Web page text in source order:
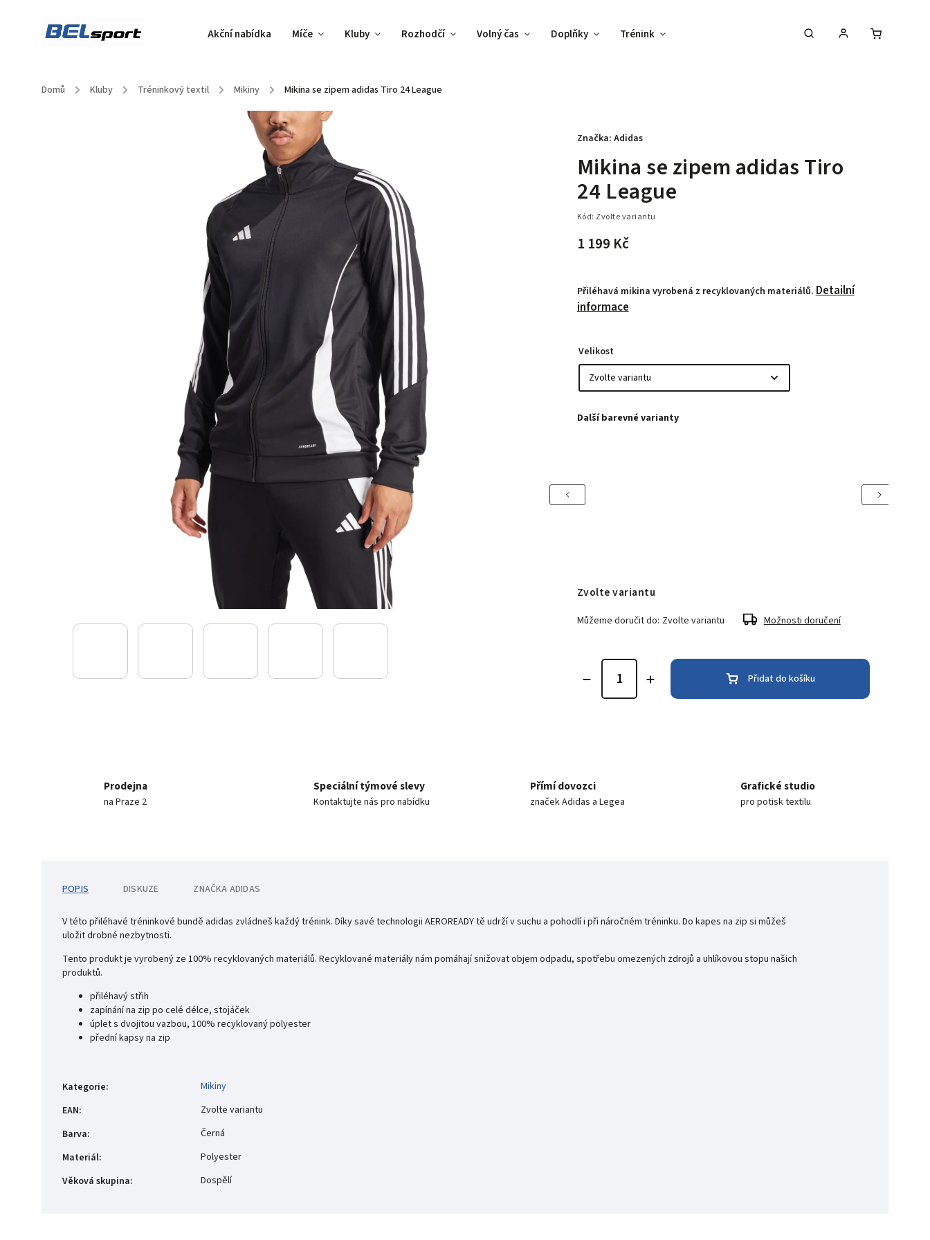
Akční nabídka Míče Kluby Rozhodčí Volný čas Doplňky Trénink Vybav svůj tým !
Domů / Kluby / Tréninkový textil / Mikiny / Mikina se zipem adidas Tiro 24 League
Mikina se zipem adidas Tiro
24 League
Kód: Zvolte variantu
1 199 Kč
Přiléhavá mikina vyrobená z recyklovaných materiálů.Detailní
informace
Značka: Adidas
Velikost
Previous Next
Zvolte variantu
Můžeme doručit do: Zvolte variantu Možnosti doručení
Přidat do košíku
Prodejna
na Praze 2
Speciální týmové slevy
Kontaktujte nás pro nabídku
Přímí dovozci
značek Adidas a Legea
Grafické studio
pro potisk textilu
POPIS DISKUZE ZNAČKA ADIDAS
V této přiléhavé tréninkové bundě adidas zvládneš každý trénink. Díky savé technologii AEROREADY tě udrží v suchu a pohodlí i při náročném tréninku. Do kapes na zip si můžeš
uložit drobné nezbytnosti.
Tento produkt je vyrobený ze 100% recyklovaných materiálů. Recyklované materiály nám pomáhají snižovat objem odpadu, spotřebu omezených zdrojů a uhlíkovou stopu našich
produktů.
přiléhavý střih
zapínání na zip po celé délce, stojáček
úplet s dvojitou vazbou, 100% recyklovaný polyester
přední kapsy na zip
Kategorie:
Mikiny
EAN:
Zvolte variantu
Barva:
Černá
Materiál:
Polyester
Věková skupina: Dospělí